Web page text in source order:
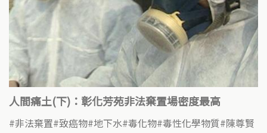
人間痛土(下)：彰化芳苑非法棄置場密度最高
非法棄置 致癌物 地下水 毒化物 毒性化學物質 陳尊賢